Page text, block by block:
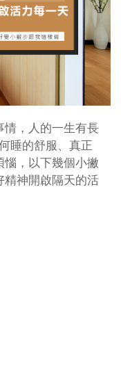
情，人的一生有長
睡的舒服、真正
，以下幾個小撇
精神開啟隔天的活